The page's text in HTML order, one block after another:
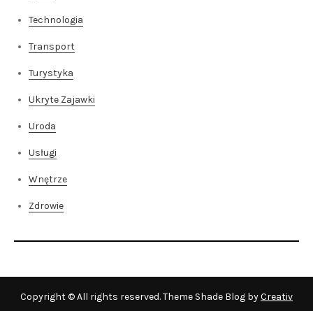
Technologia
Transport
Turystyka
Ukryte Zajawki
Uroda
Usługi
Wnętrze
Zdrowie
Copyright © All rights reserved. Theme Shade Blog byCreativ